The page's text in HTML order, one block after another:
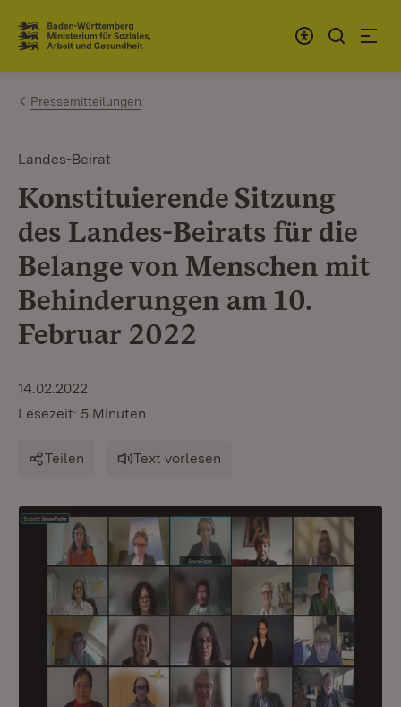
Zum Inhalt springen
Link zur Startseite
Pressemitteilungen
Landes-Beirat
Konstituierende Sitzung
des Landes-Beirats für die
Belange von Menschen mit
Behinderungen am 10.
Februar 2022
14.02.2022
Lesezeit: 5 Minuten
Teilen Text vorlesen